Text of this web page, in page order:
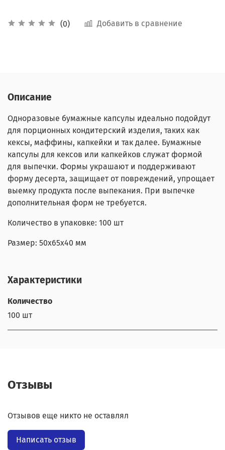
(0) Добавить в сравнение
Описание
Одноразовые бумажные капсулы идеально подойдут
для порционных кондитерский изделия, таких как
кексы, маффины, капкейки и так далее. Бумажные
капсулы для кексов или капкейков служат формой
для выпечки. Формы украшают и поддерживают
форму десерта, защищает от повреждений, упрощает
выемку продукта после выпекания. При выпечке
дополнительная форм не требуется.
Количество в упаковке: 100 шт
Размер: 50x65x40 мм
Характеристики
Количество
100 шт
Отзывы
Отзывов еще никто не оставлял
Написать отзыв